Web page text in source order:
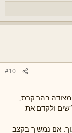
#10
בהר קרס,
ולקדם את
אם נמשיך בקצב